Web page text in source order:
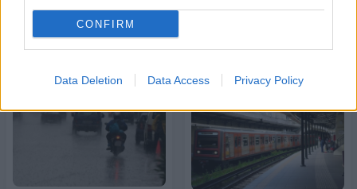
CONFIRM
Data Deletion Data Access Privacy Policy
ΠΕΡΙΣΣΌΤΕΡΑ ΣΕ ΑΥΤΉ ΤΗΝ ΚΑΤΗΓΟΡΊΑ